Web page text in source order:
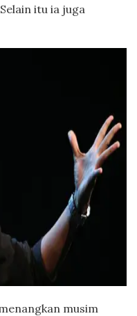
itu ia juga
musim